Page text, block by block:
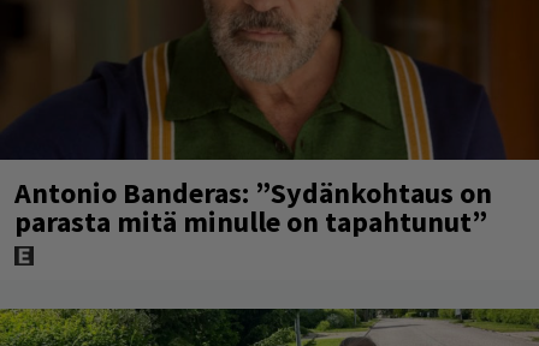
Antonio Banderas: ”Sydänkohtaus on
parasta mitä minulle on tapahtunut”